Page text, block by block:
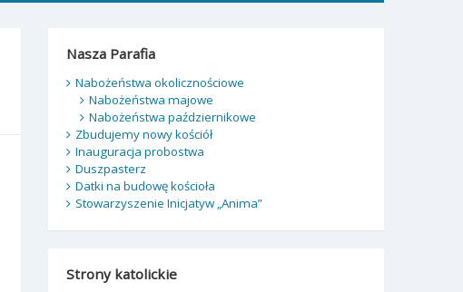
Nasza Parafia
Nabożeństwa okolicznościowe
Nabożeństwa majowe
Nabożeństwa październikowe
Zbudujemy nowy kościół
Inauguracja probostwa
Duszpasterz
Datki na budowę kościoła
Stowarzyszenie Inicjatyw „Anima”
Strony katolickie